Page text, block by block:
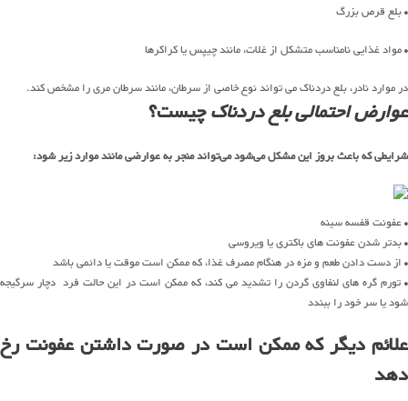
• بلع قرص بزرگ
• مواد غذایی نامناسب متشکل از غلات، مانند چیپس یا کراکرها
در موارد نادر، بلع دردناک می تواند نوع خاصی از سرطان، مانند سرطان مری را مشخص کند.
عوارض احتمالی بلع دردناکچیست؟
شرایطی که باعث بروز این مشکل می‌شود می‌تواند منجر به عوارضی مانند موارد زیر شود:
• عفونت قفسه سینه
• بدتر شدن عفونت های باکتری یا ویروسی
• از دست دادن طعم و مزه در هنگام مصرف غذا، که ممکن است موقت یا دائمی باشد
• تورم گره های لنفاوی گردن را تشدید می کند، که ممکن است در این حالت فرد دچار سرگیجه
شود یا سر خود را ببندد
علائم دیگر که ممکن است در صورت داشتن عفونت رخ
دهد